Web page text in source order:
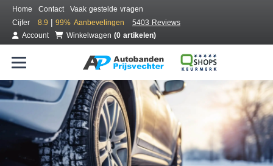
Home Contact
Vaak gestelde vragen
Cijfer
8.9 | 99% Aanbevelingen
5403 Reviews
Account
Winkelwagen (0 artikelen)